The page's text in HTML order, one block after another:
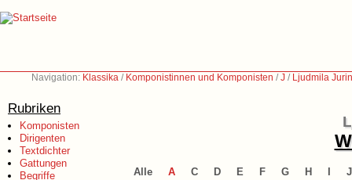
Navigation: Klassika / Komponistinnen und Komponisten /J / Ljudmila
Rubriken
Komponisten
Dirigenten
Textdichter
Gattungen
Begriffe
Alle A C D E F G H J